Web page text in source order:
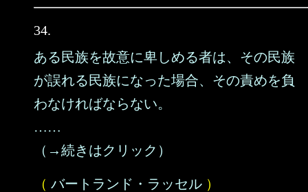
34.
ある民族を故意に卑しめる者は、その民族
が誤れる民族になった場合、その責めを負
わなければならない。
……
（→続きはクリック）
（ バートランド・ラッセル ）